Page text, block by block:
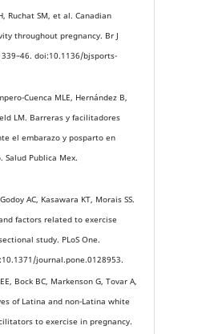
Ruchat SM, et al. Canadian
throughout pregnancy. Br J
doi:10.1136/bjsports-
Cuenca MLE, Hernández B,
LM. Barreras y facilitadores
el embarazo y posparto en
Salud Publica Mex.
AC, Kasawara KT, Morais SS.
factors related to exercise
study. PLoS One.
journal.pone.0128953.
Bock BC, Markenson G, Tovar A,
of Latina and non-Latina white
to exercise in pregnancy.